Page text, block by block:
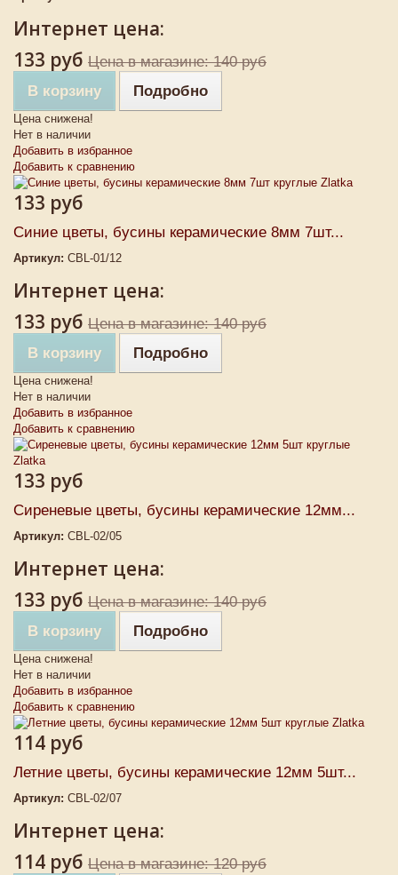
Интернет цена:
133 руб Цена в магазине: 140 руб
В корзину
Подробно
Цена снижена!
Нет в наличии
Добавить в избранное
Добавить к сравнению
133 руб
Синие цветы, бусины керамические 8мм 7шт...
Артикул: CBL-01/12
Интернет цена:
133 руб Цена в магазине: 140 руб
В корзину
Подробно
Цена снижена!
Нет в наличии
Добавить в избранное
Добавить к сравнению
133 руб
Сиреневые цветы, бусины керамические 12мм...
Артикул: CBL-02/05
Интернет цена:
133 руб Цена в магазине: 140 руб
В корзину
Подробно
Цена снижена!
Нет в наличии
Добавить в избранное
Добавить к сравнению
114 руб
Летние цветы, бусины керамические 12мм 5шт...
Артикул: CBL-02/07
Интернет цена:
114 руб Цена в магазине: 120 руб